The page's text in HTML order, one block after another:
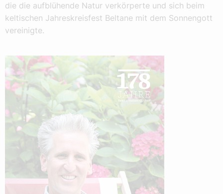
die die aufblühende Natur verkörperte und sich beim
keltischen Jahreskreisfest Beltane mit dem Sonnengott
vereinigte.